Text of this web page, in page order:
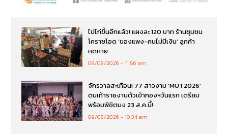
ไข่ไก่ขึ้นอีกแล้ว! แผงละ 120 บาท ร้านชุมชน
โคราชโอด ‘ของแพง-คนไม่มีเงิน’ ลูกค้า
หดหาย
09/08/2026 11:56 am
จักรวาลสะเทือน! 77 สาวงาม ‘MUT2026’
ตบเท้ารายงานตัวเข้ากองฯวันแรก เตรียม
พร้อมพิชิตมง 23 ส.ค.นี้!
09/08/2026 10:34 am